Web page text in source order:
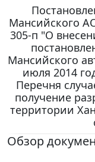
Мансийского
305-п "О
Мансийского
июля 2014
Перечня
получение
территории
Обзор